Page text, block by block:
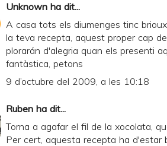
Unknown ha dit...
A casa tots els diumenges tinc
la teva recepta, aquest proper cap
plorarán d'alegria quan els presenti
fantàstica, petons
9 d’octubre del 2009, a les 10:18
Ruben ha dit...
Torna a agafar el fil de la xocolata,
Per cert, aquesta recepta ha d'estar